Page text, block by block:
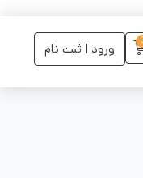
ورود | ثبت نام